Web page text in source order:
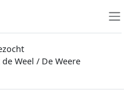
Weel / De Weere